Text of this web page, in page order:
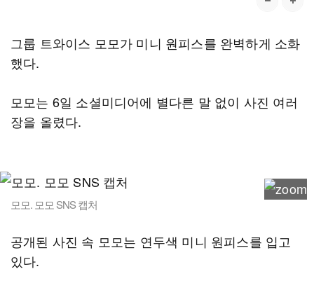
그룹 트와이스 모모가 미니 원피스를 완벽하게 소화
했다.
모모는 6일 소셜미디어에 별다른 말 없이 사진 여러
장을 올렸다.
모모. 모모 SNS 캡처
공개된 사진 속 모모는 연두색 미니 원피스를 입고
있다.